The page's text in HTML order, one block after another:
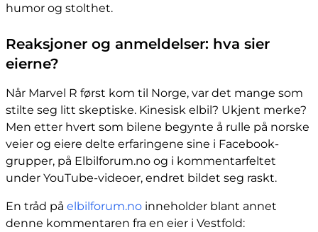
humor og stolthet.
Reaksjoner og anmeldelser: hva sier
eierne?
Når Marvel R først kom til Norge, var det mange som
stilte seg litt skeptiske. Kinesisk elbil? Ukjent merke?
Men etter hvert som bilene begynte å rulle på norske
veier og eiere delte erfaringene sine i Facebook-
grupper, på Elbilforum.no og i kommentarfeltet
under YouTube-videoer, endret bildet seg raskt.
En tråd på elbilforum.no inneholder blant annet
denne kommentaren fra en eier i Vestfold: